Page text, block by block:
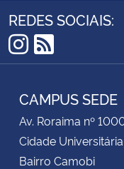
REDES SOCIAIS:
Instagram
RSS
CAMPUS SEDE
Av. Roraima nº
Cidade Universitária
Bairro Camobi